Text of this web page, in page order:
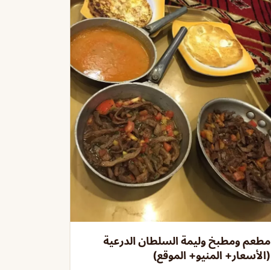
مطعم ومطبخ وليمة السلطان الدرعية
(الأسعار+ المنيو+ الموقع)